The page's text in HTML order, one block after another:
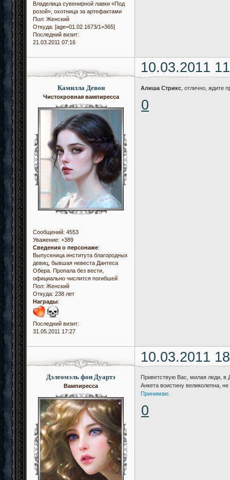
Владелица сувенирной лавки «Под
розой», охотница за артефактами
Пол: Женский
Откуда: [age=01.02.1673/1=365]
Последний визит:
21.03.2011 07:16
10.03.2011
Камилла Девон
Чистокровная вампиресса
Сообщений: 4553
Уважение: +389
Сведения о персонаже:
Выпускница института благородных
девиц, бывшая невеста Дантеса
Обера. Пропала без вести,
официально числится погибшей
Пол: Женский
Откуда: 238 лет
Награды:
Последний визит:
31.05.2011 17:27
Алиша Стрикс , отлично, ждите
0
10.03.2011
Дэлеомэль фон Дуартэ
Вампиресса
Приветствую Вас, милая леди, в
Анкета воистину великолепна,
Принимаю.
0